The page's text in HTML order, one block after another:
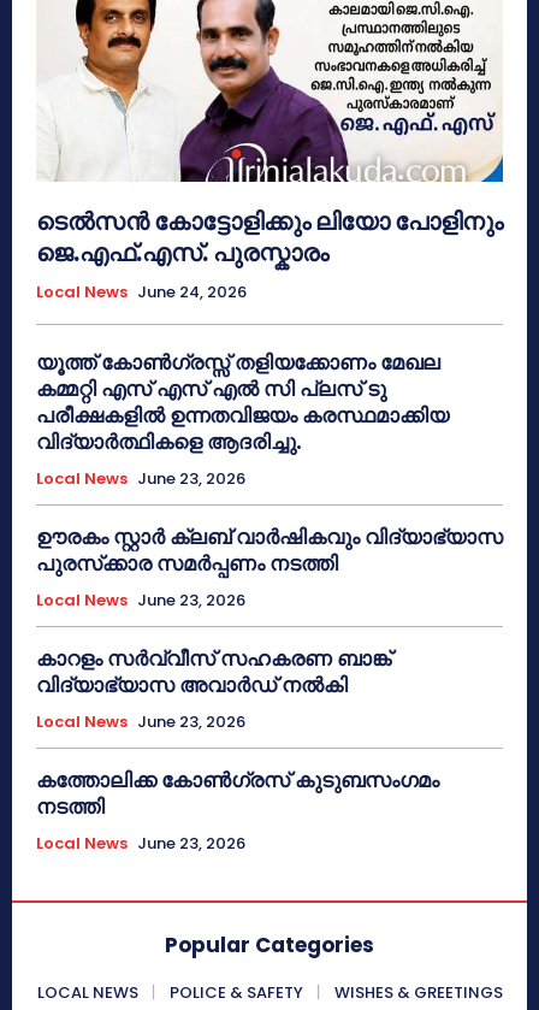
ടെൽസൻ കോട്ടോളിക്കും ലിയോ പോളിനും
ജെ.എഫ്.എസ്. പുരസ്കാരം
Local News June 24, 2026
യൂത്ത് കോൺഗ്രസ്സ് തളിയക്കോണം മേഖല
കമ്മറ്റി എസ് എസ് എൽ സി പ്ലസ് ടു
പരീക്ഷകളിൽ ഉന്നതവിജയം കരസ്ഥമാക്കിയ
വിദ്യാർത്ഥികളെ ആദരിച്ചു.
Local News June 23, 2026
ഊരകം സ്റ്റാർ ക്ലബ് വാർഷികവും വിദ്യാഭ്യാസ
പുരസ്‌ക്കാര സമർപ്പണം നടത്തി
Local News June 23, 2026
കാറളം സർവ്വീസ് സഹകരണ ബാങ്ക്
വിദ്യാഭ്യാസ അവാർഡ് നൽകി
Local News June 23, 2026
കത്തോലിക്ക കോൺഗ്രസ് കുടുബസംഗമം
നടത്തി
Local News June 23, 2026
Popular Categories
LOCAL NEWS POLICE & SAFETY
WISHES & GREETINGS